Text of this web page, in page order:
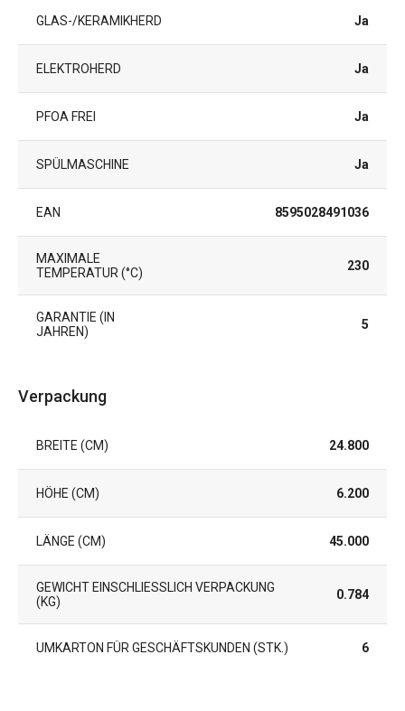
GLAS-/KERAMIKHERD Ja
ELEKTROHERD Ja
PFOA FREI Ja
SPÜLMASCHINE Ja
EAN 8595028491036
MAXIMALE
TEMPERATUR (°C)
230
GARANTIE (IN
JAHREN)
5
Verpackung
BREITE (CM) 24.800
HÖHE (CM) 6.200
LÄNGE (CM) 45.000
GEWICHT EINSCHLIESSLICH VERPACKUNG (
KG)
0.784
UMKARTON FÜR GESCHÄFTSKUNDEN (STK.) 6